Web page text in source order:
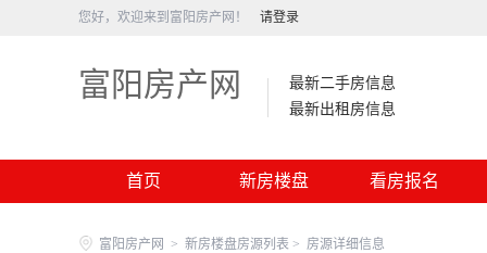
您好，欢迎来到富阳房产网！ 请登录
富阳房产网
最新二手房信息
最新出租房信息
首页 新房楼盘 看房报名
富阳房产网 > 新房楼盘房源列表 > 房源详细信息